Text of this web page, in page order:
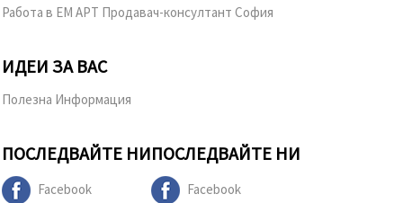
Работа в ЕМ АРТ Продавач-консултант София
ИДЕИ ЗА ВАС
Полезна Информация
ПОСЛЕДВАЙТЕ НИ
Facebook
ПОСЛЕДВАЙТЕ НИ
Facebook